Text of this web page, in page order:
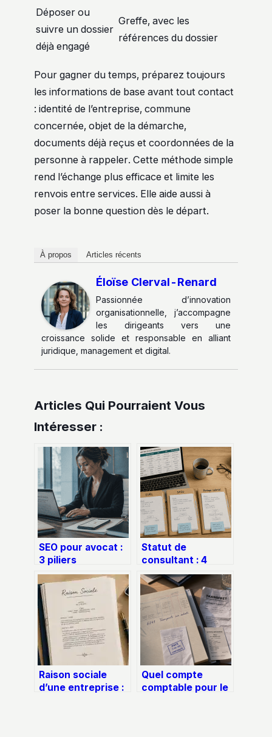
Déposer ou
suivre un dossier
déjà engagé
Greffe, avec les
références du dossier
Pour gagner du temps, préparez toujours
les informations de base avant tout contact
: identité de l’entreprise, commune
concernée, objet de la démarche,
documents déjà reçus et coordonnées de la
personne à rappeler. Cette méthode simple
rend l’échange plus efficace et limite les
renvois entre services. Elle aide aussi à
poser la bonne question dès le départ.
À propos Articles récents
Éloïse Clerval-Renard
Passionnée d’innovation
organisationnelle, j’accompagne
les dirigeants vers une
croissance solide et responsable en alliant
juridique, management et digital.
Articles Qui Pourraient Vous
Intéresser :
SEO pour avocat :
3 piliers
techniques et
stratégie locale
pour capter vos
clients
Statut de
consultant : 4
critères décisifs
pour sécuriser
votre activité
Raison sociale
d’une entreprise :
Quel compte
comptable pour le